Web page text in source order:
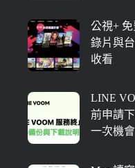
公視+
錄片與
收看
LINE
前申請
一次機會